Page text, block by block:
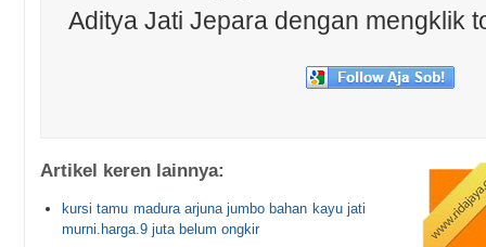
Aditya Jati Jepara dengan mengklik
Artikel keren lainnya:
kursi tamu madura arjuna jumbo bahan kayu jati
murni.harga.9 juta belum ongkir